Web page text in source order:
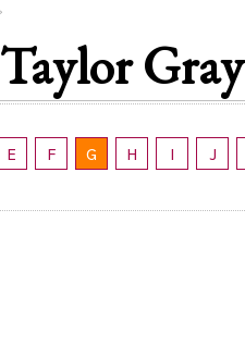
Taylor Gray
E F G H I J